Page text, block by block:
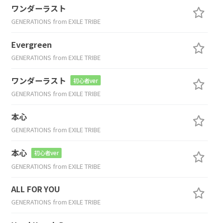
ワンダーラスト
GENERATIONS from EXILE TRIBE
Evergreen
GENERATIONS from EXILE TRIBE
ワンダーラスト 初心者ver
GENERATIONS from EXILE TRIBE
本心
GENERATIONS from EXILE TRIBE
本心 初心者ver
GENERATIONS from EXILE TRIBE
ALL FOR YOU
GENERATIONS from EXILE TRIBE